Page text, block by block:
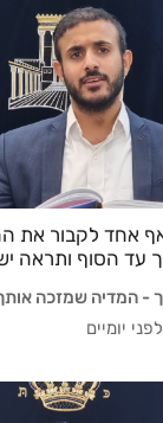
אחד לקבור את
- המדיה שמזכה
לפני יומיים